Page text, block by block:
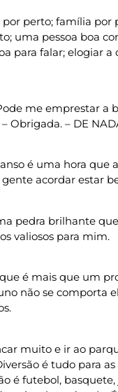
por perto; família por
uma pessoa boa
para falar; elogiar a
me emprestar a
Obrigada. – DE
é uma hora que
acordar estar
pedra brilhante
valiosos para mim.
é mais que um
não se comporta
muito e ir ao
é tudo para
é futebol, basquete,